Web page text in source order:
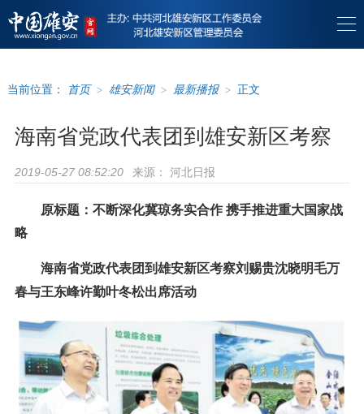
当前位置： 首页 > 雄安新闻 > 最新播报 > 正文
海南省党政代表团到雄安新区考察
2019-05-27 08:52:20 来源： 河北日报
原标题：不断深化冀琼务实合作 携手推进重大国家战
略
海南省党政代表团到雄安新区考察刘赐贵沈晓明毛万
春与王东峰许勤叶冬松出席活动